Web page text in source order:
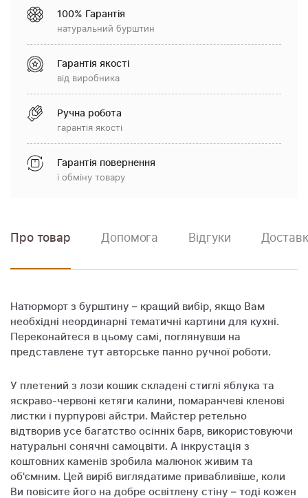
100% Гарантія
натуральний бурштин
Гарантія якості
від виробника
Ручна робота
гарантія якості
Гарантія повернення
і обміну товару
Про товар Допомога Відгуки
Натюрморт з бурштину – кращий вибір, якщо Вам
необхідні неординарні тематичні картини для кухні.
Переконайтеся в цьому самі, поглянувши на
представлене тут авторське панно ручної роботи.
У плетений з лози кошик складені стиглі яблука та
яскраво-червоні кетяги калини, помаранчеві кленові
листки і пурпурові айстри. Майстер ретельно
відтворив усе багатство осінніх барв, використовуючи
натуральні сонячні самоцвіти. А інкрустація з
коштовних каменів зробила малюнок живим та
об'ємним. Цей виріб виглядатиме привабливіше, коли
Ви повісите його на добре освітлену стіну – тоді кожен